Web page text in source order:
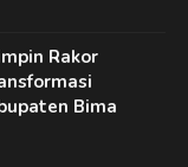
Rakor
Bima